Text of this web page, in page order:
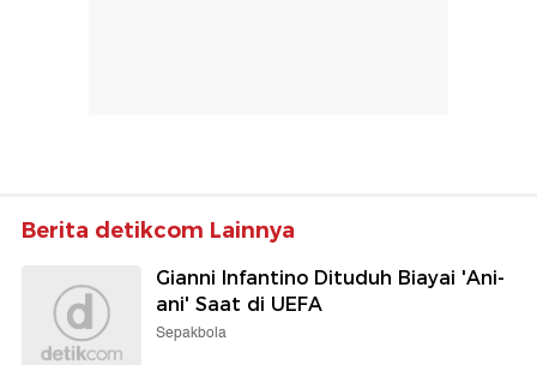
Berita detikcom Lainnya
Gianni Infantino Dituduh Biayai 'Ani-
ani' Saat di UEFA
Sepakbola